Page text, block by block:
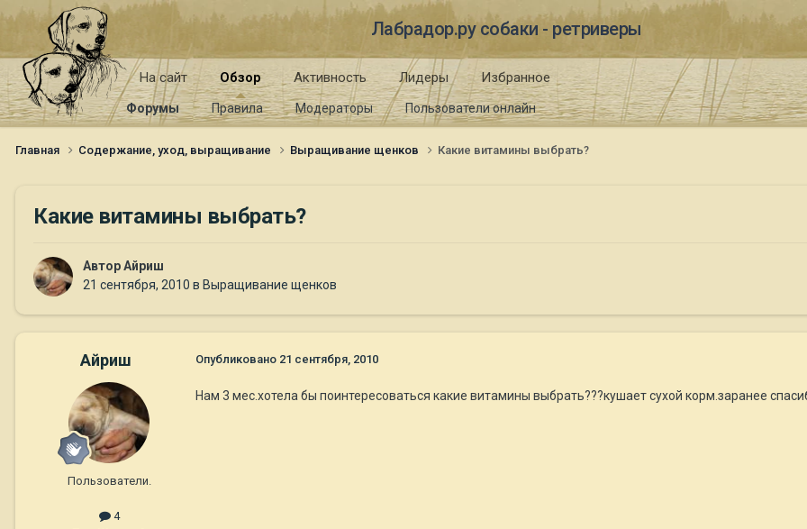
Лабрадор.ру собаки - ретриверы
На сайт Обзор
Форумы Правила Модераторы Пользователи онлайн
Активность Лидеры Избранное
Главная Содержание, уход, выращивание Выращивание щенков Какие витамины выбрать?
Какие витамины выбрать?
АвторАйриш
21 сентября, 2010 в Выращивание щенков
Айриш
Пользователи.
4
Опубликовано 21 сентября, 2010
Нам 3 мес.хотела бы поинтересоваться какие витамины выбрать???кушает сухой корм.заранее